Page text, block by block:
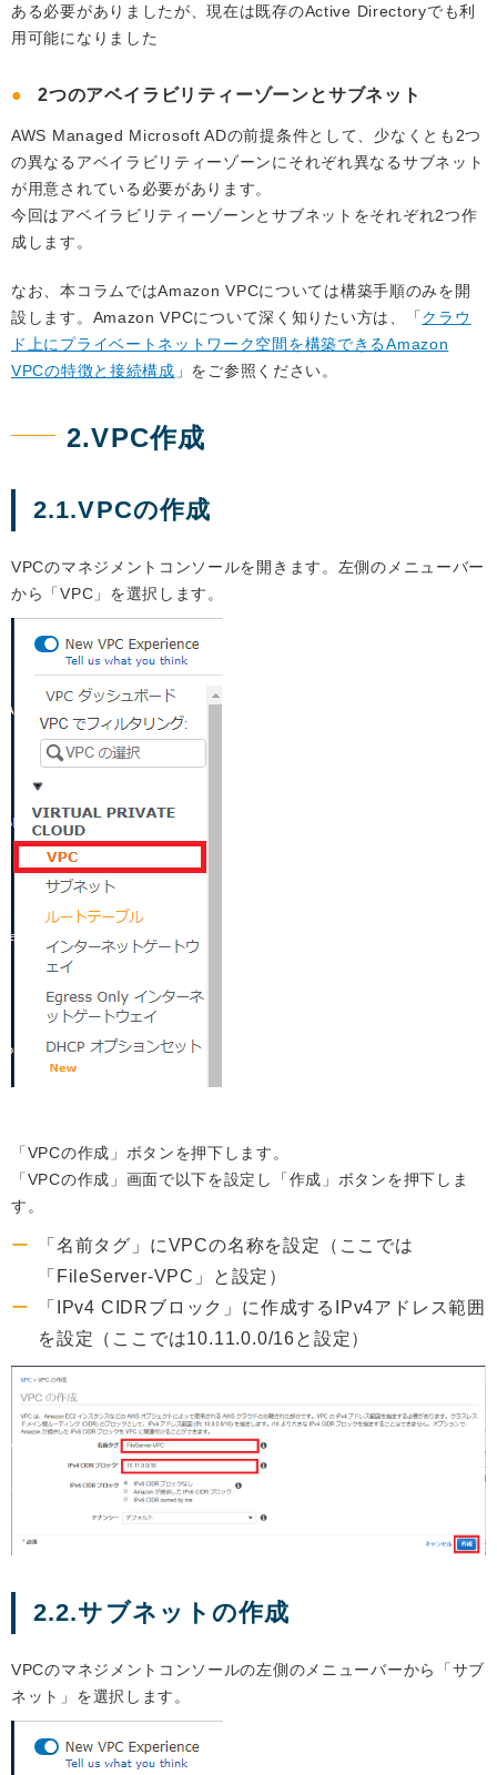
ある必要がありましたが、現在は既存のActive Directoryでも利
用可能になりました
2つのアベイラビリティーゾーンとサブネット
AWS Managed Microsoft ADの前提条件として、少なくとも2つ
の異なるアベイラビリティーゾーンにそれぞれ異なるサブネット
が用意されている必要があります。
今回はアベイラビリティーゾーンとサブネットをそれぞれ2つ作
成します。
なお、本コラムではAmazon VPCについては構築手順のみを開
設します。Amazon VPCについて深く知りたい方は、「クラウ
ド上にプライベートネットワーク空間を構築できるAmazon
VPCの特徴と接続構成 」をご参照ください。
2.VPC作成
2.1.VPCの作成
VPCのマネジメントコンソールを開きます。左側のメニューバー
から「VPC」を選択します。
「VPCの作成」ボタンを押下します。
「VPCの作成」画面で以下を設定し「作成」ボタンを押下しま
す。
「名前タグ」にVPCの名称を設定（ここでは
「FileServer-VPC」と設定）
「IPv4 CIDRブロック」に作成するIPv4アドレス範囲
を設定（ここでは10.11.0.0/16と設定）
2.2.サブネットの作成
VPCのマネジメントコンソールの左側のメニューバーから「サブ
ネット」を選択します。